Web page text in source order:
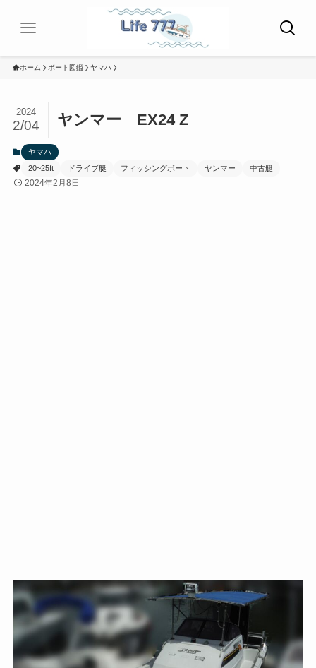
ホーム ボート図鑑 ヤマハ
ヤンマー EX24 Z
2024
2/04
ヤマハ
20~25ft
ドライブ艇 フィッシングボート ヤンマー 中古艇
2024年2月8日